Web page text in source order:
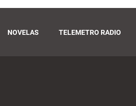
NOVELAS TELEMETRO RADIO